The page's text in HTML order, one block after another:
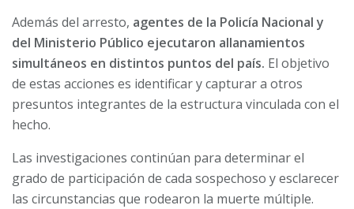
Además del arresto, agentes de la Policía Nacional y
del Ministerio Público ejecutaron allanamientos
simultáneos en distintos puntos del país. El objetivo
de estas acciones es identificar y capturar a otros
presuntos integrantes de la estructura vinculada con el
hecho.
Las investigaciones continúan para determinar el
grado de participación de cada sospechoso y esclarecer
las circunstancias que rodearon la muerte múltiple.